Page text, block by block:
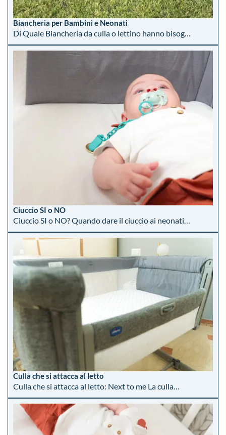
Biancheria per Bambini e Neonati
Di Quale Biancheria da culla o lettino hanno bisog…
Ciuccio SI o NO
Ciuccio SI o NO? Quando dare il ciuccio ai neonati…
Culla che si attacca al letto
Culla che si attacca al letto: Next to me La culla…